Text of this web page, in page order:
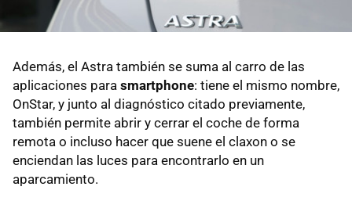
Además, el Astra también se suma al carro de las
aplicaciones para smartphone: tiene el mismo nombre,
OnStar, y junto al diagnóstico citado previamente,
también permite abrir y cerrar el coche de forma
remota o incluso hacer que suene el claxon o se
enciendan las luces para encontrarlo en un
aparcamiento.